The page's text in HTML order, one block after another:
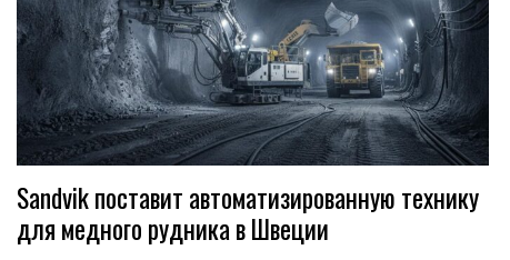
Sandvik поставит автоматизированную технику
для медного рудника в Швеции